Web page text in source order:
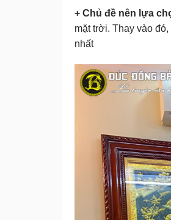
+ Chủ đề nên lựa
mặt trời. Thay vào
nhất